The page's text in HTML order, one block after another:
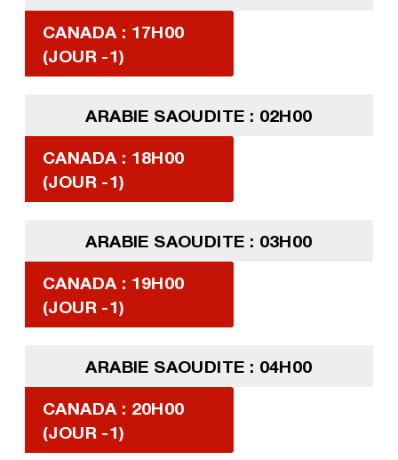
CANADA : 17H00
(JOUR -1)
ARABIE SAOUDITE : 02H00
CANADA : 18H00
(JOUR -1)
ARABIE SAOUDITE : 03H00
CANADA : 19H00
(JOUR -1)
ARABIE SAOUDITE : 04H00
CANADA : 20H00
(JOUR -1)